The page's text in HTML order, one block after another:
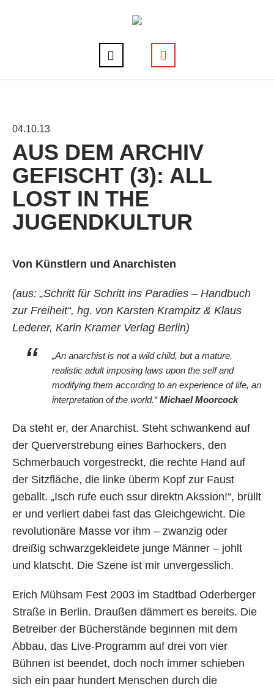
04.10.13
AUS DEM ARCHIV
GEFISCHT (3): ALL
LOST IN THE
JUGENDKULTUR
Von Künstlern und Anarchisten
(aus: „Schritt für Schritt ins Paradies – Handbuch
zur Freiheit“, hg. von Karsten Krampitz & Klaus
Lederer, Karin Kramer Verlag Berlin)
„An anarchist is not a wild child, but a mature,
realistic adult imposing laws upon the self and
modifying them according to an experience of life, an
interpretation of the world.“Michael Moorcock
Da steht er, der Anarchist. Steht schwankend auf
der Querverstrebung eines Barhockers, den
Schmerbauch vorgestreckt, die rechte Hand auf
der Sitzfläche, die linke überm Kopf zur Faust
geballt. „Isch rufe euch ssur direktn Akssion!“, brüllt
er und verliert dabei fast das Gleichgewicht. Die
revolutionäre Masse vor ihm – zwanzig oder
dreißig schwarzgekleidete junge Männer – johlt
und klatscht. Die Szene ist mir unvergesslich.
Erich Mühsam Fest 2003 im Stadtbad Oderberger
Straße in Berlin. Draußen dämmert es bereits. Die
Betreiber der Bücherstände beginnen mit dem
Abbau, das Live-Programm auf drei von vier
Bühnen ist beendet, doch noch immer schieben
sich ein paar hundert Menschen durch die